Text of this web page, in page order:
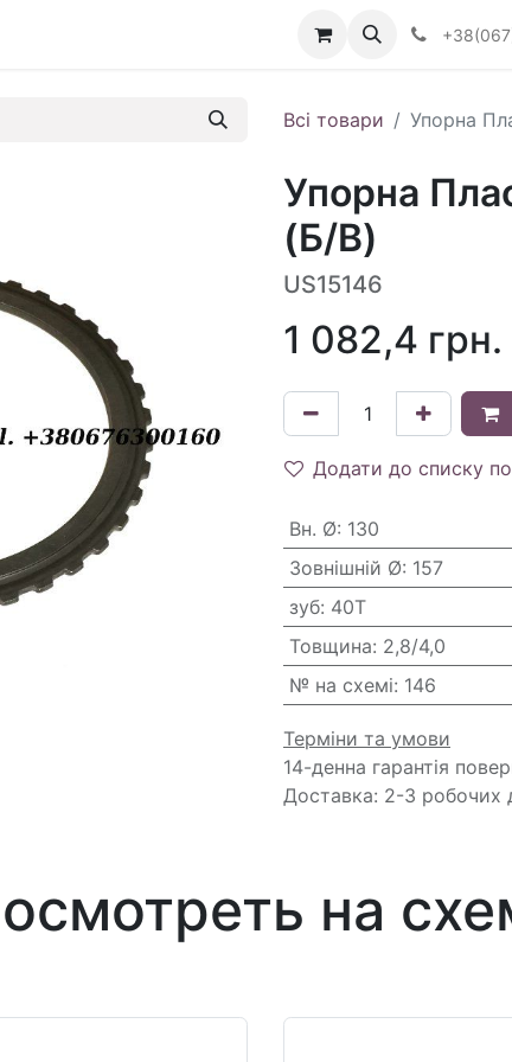
Всі товари Упорна
Упорна
(Б/В)
US15146
1 082,4 грн.
Додати до списку
Вн. Ø: 130
Зовнішній Ø: 157
зуб: 40T
Товщина: 2,8/4,0
№ на схемі: 146
Терміни та умови
14-денна гарантія
Доставка: 2-3 робочих
на